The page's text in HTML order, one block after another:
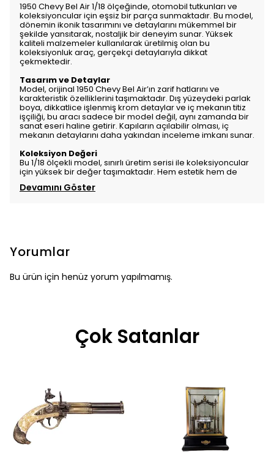
1950 Chevy Bel Air 1/18 ölçeğinde, otomobil tutkunları ve
koleksiyoncular için eşsiz bir parça sunmaktadır. Bu model,
dönemin ikonik tasarımını ve detaylarını mükemmel bir
şekilde yansıtarak, nostaljik bir deneyim sunar. Yüksek
kaliteli malzemeler kullanılarak üretilmiş olan bu
koleksiyonluk araç, gerçekçi detaylarıyla dikkat
çekmektedir.
Tasarım ve Detaylar
Model, orijinal 1950 Chevy Bel Air’ın zarif hatlarını ve
karakteristik özelliklerini taşımaktadır. Dış yüzeydeki parlak
boya, dikkatlice işlenmiş krom detaylar ve iç mekanın titiz
işçiliği, bu aracı sadece bir model değil, aynı zamanda bir
sanat eseri haline getirir. Kapıların açılabilir olması, iç
mekanın detaylarını daha yakından inceleme imkanı sunar.
Koleksiyon Değeri
Bu 1/18 ölçekli model, sınırlı üretim serisi ile koleksiyoncular
için yüksek bir değer taşımaktadır. Hem estetik hem de
Devamını Göster
Yorumlar
Bu ürün için henüz yorum yapılmamış.
Çok Satanlar